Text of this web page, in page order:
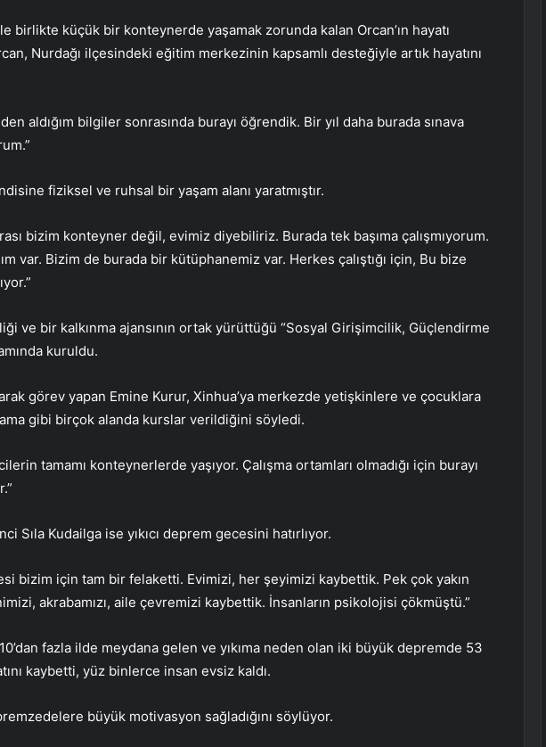
birlikte küçük bir konteynerde yaşamak zorunda kalan Orcan’ın hayatı
Nurdağı ilçesindeki eğitim merkezinin kapsamlı desteğiyle artık hayatını
aldığım bilgiler sonrasında burayı öğrendik. Bir yıl daha burada sınava
fiziksel ve ruhsal bir yaşam alanı yaratmıştır.
bizim konteyner değil, evimiz diyebiliriz. Burada tek başıma çalışmıyorum.
var. Bizim de burada bir kütüphanemiz var. Herkes çalıştığı için, Bu bize
ve bir kalkınma ajansının ortak yürüttüğü “Sosyal Girişimcilik, Güçlendirme
kuruldu.
görev yapan Emine Kurur, Xinhua’ya merkezde yetişkinlere ve çocuklara
gibi birçok alanda kurslar verildiğini söyledi.
tamamı konteynerlerde yaşıyor. Çalışma ortamları olmadığı için burayı
Sıla Kudailga ise yıkıcı deprem gecesini hatırlıyor.
bizim için tam bir felaketti. Evimizi, her şeyimizi kaybettik. Pek çok yakın
akrabamızı, aile çevremizi kaybettik. İnsanların psikolojisi çökmüştü.”
fazla ilde meydana gelen ve yıkıma neden olan iki büyük depremde 53
kaybetti, yüz binlerce insan evsiz kaldı.
büyük motivasyon sağladığını söylüyor.